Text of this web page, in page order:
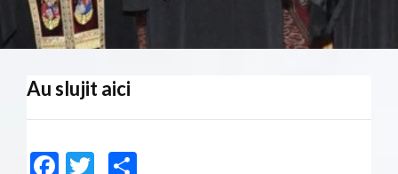
Au slujit aici
Facebook
Twitter